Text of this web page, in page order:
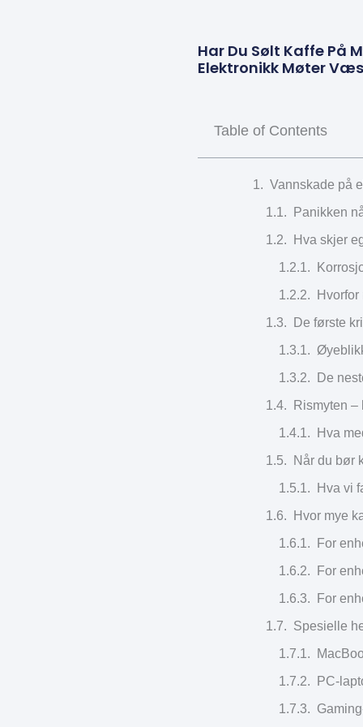
Har Du Sølt Kaffe På
Elektronikk Møter
Table of Contents
Vannskade på
Panikken
Hva skjer
De første
De
Rismyten –
Hva
Når du bør
Hva vi
Hvor mye
For
For
For
Spesielle
PC-